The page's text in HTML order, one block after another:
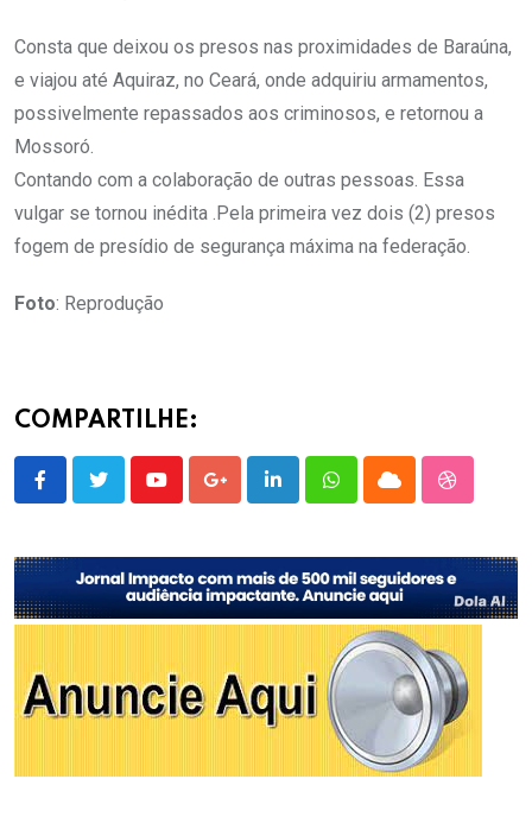
Consta que deixou os presos nas proximidades de Baraúna,
e viajou até Aquiraz, no Ceará, onde adquiriu armamentos,
possivelmente repassados aos criminosos, e retornou a
Mossoró.
Contando com a colaboração de outras pessoas. Essa
vulgar se tornou inédita .Pela primeira vez dois (2) presos
fogem de presídio de segurança máxima na federação.
Foto: Reprodução
COMPARTILHE:
YoutubeGoogle+LinkedInWhatsappCloud